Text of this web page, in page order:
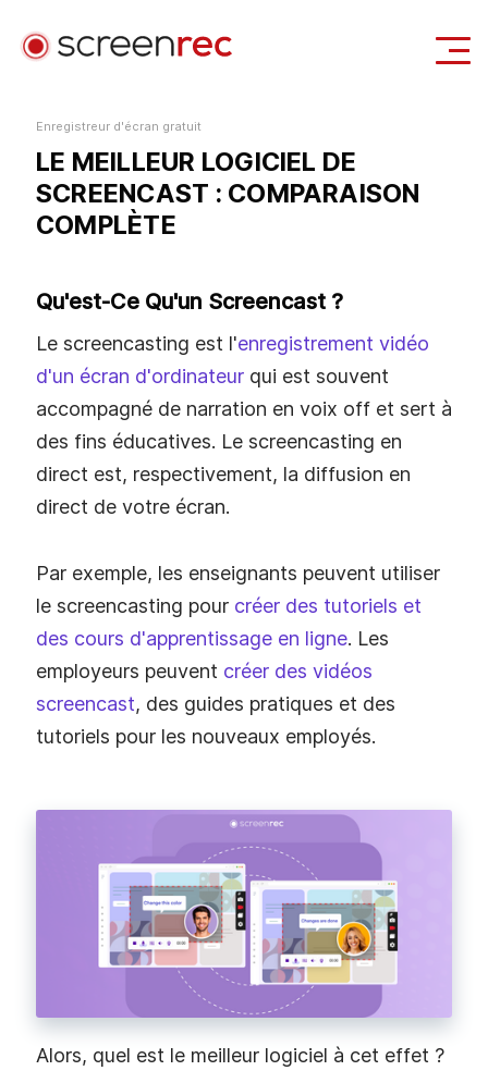
Se Connecter Télécharger Gratuitement
Enregistreur d'écran gratuit
LE MEILLEUR LOGICIEL DE
SCREENCAST : COMPARAISON
COMPLÈTE
Qu'est-Ce Qu'un Screencast ?
Le screencasting est l'enregistrement vidéo
d'un écran d'ordinateur qui est souvent
accompagné de narration en voix off et sert à
des fins éducatives. Le screencasting en
direct est, respectivement, la diffusion en
direct de votre écran.
Par exemple, les enseignants peuvent utiliser
le screencasting pour créer des tutoriels et
des cours d'apprentissage en ligne. Les
employeurs peuvent créer des vidéos
screencast, des guides pratiques et des
tutoriels pour les nouveaux employés.
Alors, quel est le meilleur logiciel à cet effet ?